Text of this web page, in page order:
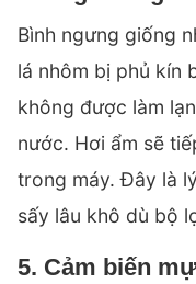
Bình ngưng giống
lá nhôm bị phủ kín
không được làm
nước. Hơi ẩm sẽ
trong máy. Đây là
sấy lâu khô dù bộ
5. Cảm biến